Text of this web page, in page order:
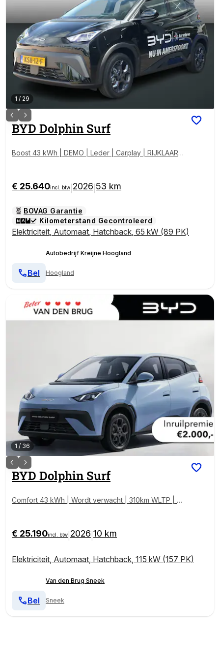
1 / 29
BYD Dolphin Surf
Boost 43 kWh | DEMO | Leder | Carplay | RIJKLAARP
€ 25.640incl. btw 2026 53 km
BOVAG Garantie
Kilometerstand Gecontroleerd
Elektriciteit, Automaat, Hatchback, 65 kW (89 PK)
Autobedrijf Kreijne Hoogland
Hoogland
Bel
1 / 36
BYD Dolphin Surf
Comfort 43 kWh | Wordt verwacht | 310km WLTP | 3
€ 25.190incl. btw 2026 10 km
Elektriciteit, Automaat, Hatchback, 115 kW (157 PK)
Van den Brug Sneek
Sneek
Bel